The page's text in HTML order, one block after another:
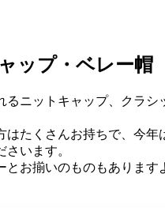
ップ・ベレー帽
るニットキャップ、クラシ
はたくさんお持ちで、今年
さいます。
とお揃いのものもあります